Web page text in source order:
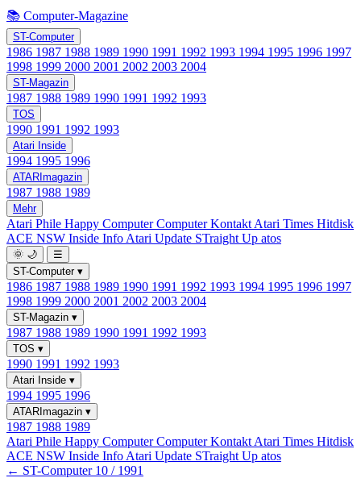
📚 Computer-Magazine
ST-Computer
1986 1987 1988 1989 1990 1991 1992 1993 1994 1995 1996 1997
1998 1999 2000 2001 2002 2003 2004
ST-Magazin
1987 1988 1989 1990 1991 1992 1993
TOS
1990 1991 1992 1993
Atari Inside
1994 1995 1996
ATARImagazin
1987 1988 1989
Mehr
Atari Phile Happy ComputerComputer Kontakt Atari Times Hitdisk
ACE NSW Inside Info Atari Update STraight Up atos
🌞 🌙
☰
ST-Computer ▾
1986 1987 1988 1989 1990 1991 1992 1993 1994 1995 1996 1997
1998 1999 2000 2001 2002 2003 2004
ST-Magazin ▾
1987 1988 1989 1990 1991 1992 1993
TOS ▾
1990 1991 1992 1993
Atari Inside ▾
1994 1995 1996
ATARImagazin ▾
1987 1988 1989
Atari Phile Happy ComputerComputer Kontakt Atari Times Hitdisk
ACE NSW Inside Info Atari Update STraight Up atos
← ST-Computer 10 / 1991